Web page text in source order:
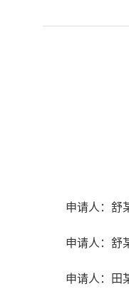
申请人：舒
申请人：舒
申请人：田